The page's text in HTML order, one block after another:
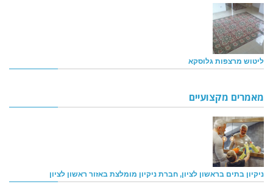
ליטוש מרצפות גלוסקא
מאמרים מקצועיים
ניקיון בתים בראשון לציון, חברת ניקיון מומלצת באזור ראשון לציון